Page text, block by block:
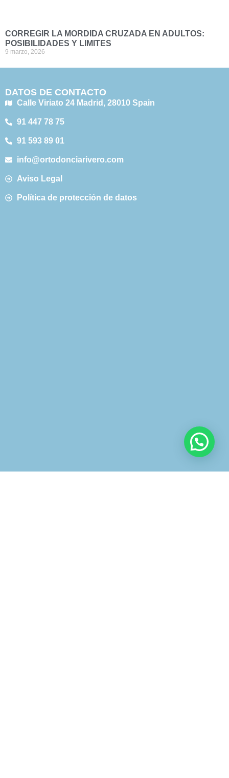
CORREGIR LA MORDIDA CRUZADA EN ADULTOS:
POSIBILIDADES Y LIMITES
9 marzo, 2026
DATOS DE CONTACTO
Calle Viriato 24 Madrid, 28010 Spain
91 447 78 75
91 593 89 01
info@ortodonciarivero.com
Aviso Legal
Política de protección de datos